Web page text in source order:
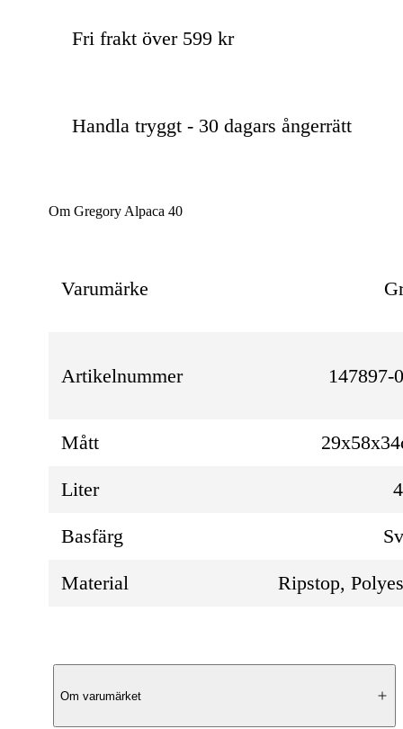
Fri frakt över 599 kr
Handla tryggt - 30 dagars ångerrätt
Om Gregory Alpaca 40
Varumärke
Artikelnummer 147897-
Mått
Liter
Basfärg
Material Ripstop,
Produktbeskrivning
Om varumärket